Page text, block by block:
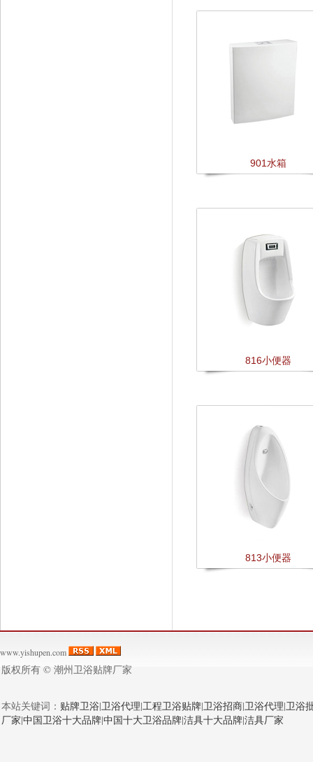
901水箱
816小便器
813小便器
www.yishupen.com
版权所有 © 潮州卫浴贴牌厂家
本站关键词： 贴牌卫浴|卫浴代理|工程卫浴贴牌|卫浴招商|卫浴代理|卫浴
厂家|中国卫浴十大品牌|中国十大卫浴品牌|洁具十大品牌|洁具厂家